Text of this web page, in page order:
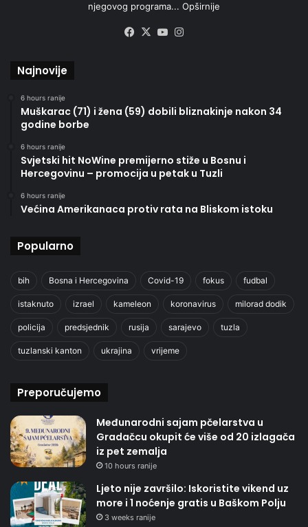
njegovog programa... Opširnije
Facebook
X YouTube
Najnovije
6 hours ranije
Muškarac (71) i žena (59) dobili bliznakinje nakon 34
godine borbe
6 hours ranije
Svjetski hit NoWine premijerno stiže u Bosnu i
Hercegovinu – promocija u petak u Tuzli
6 hours ranije
Većina Amerikanaca protiv rata na Bliskom istoku
Popularno
bih Bosna i Hercegovina Covid-19 fokus fudbal
istaknuto izrael kameleon koronavirus milorad dodik
policija predsjednik rusija sarajevo tuzla
tuzlanski kanton ukrajina vrijeme
Preporučujemo
Međunarodni sajam pčelarstva u
Gradačcu okupit će više od 20 izlagača
iz pet zemalja
10 hours ranije
Ljeto nije završilo: Iskoristite vikend uz
more i 1 noćenje gratis u Baškom Polju
3 weeks ranije